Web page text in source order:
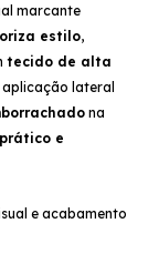
marcante
estilo,
tecido de alta
aplicação lateral
na
e
e acabamento